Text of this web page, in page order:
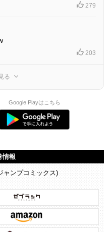
279
203
る
Google Playはこちら
情報
ャンプコミックス)